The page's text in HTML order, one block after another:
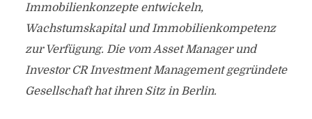
Immobilienkonzepte entwickeln,
Wachstumskapital und Immobilienkompetenz
zur Verfügung. Die vom Asset Manager und
Investor CR Investment Management gegründete
Gesellschaft hat ihren Sitz in Berlin.